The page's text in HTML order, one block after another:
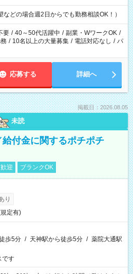
などの場合週2日からでも勤務相談OK！）
要 / 40～50代活躍中 / 副業・WワークOK /
/ 10名以上の大量募集 / 電話対応なし / パ
応募する 詳細へ
掲載日：2026.08.05
未読
付金に関するポチポチ
迎 ブランクOK
り
定有)
歩5分 / 天神駅から徒歩5分 / 薬院大通駅
です